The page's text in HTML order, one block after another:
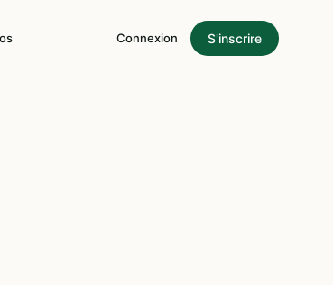
Connexion S'inscrire